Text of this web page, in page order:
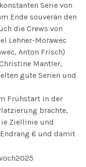
Serie von
Ende souverän den
die Crews von
Lehner-Morawec
Anton Frisch)
Mantler,
gute Serien und
Frühstart in der
brachte,
Ziellinie und
6 und damit